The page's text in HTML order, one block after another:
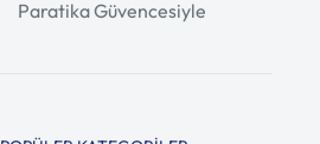
Paratika Güvencesiyle